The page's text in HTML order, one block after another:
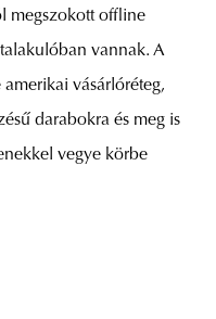
megszokott offline
vannak. A
vásárlóréteg,
darabokra és meg is
vegye körbe